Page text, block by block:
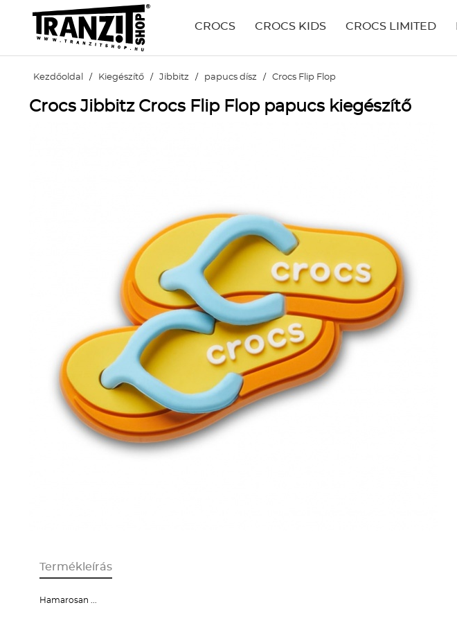
CROCS CROCS KIDS CROCS LIMITED
Kezdőoldal / Kiegészítő / Jibbitz / papucs dísz / Crocs Flip Flop
Crocs Jibbitz Crocs Flip Flop papucs kiegészítő
Termékleírás
Hamarosan ...